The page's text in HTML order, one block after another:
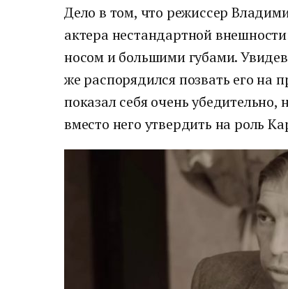
Дело в том, что режиссер
актера нестандартной
носом и большими губами.
же распорядился позвать его на
показал себя очень
вместо него утвердить на роль